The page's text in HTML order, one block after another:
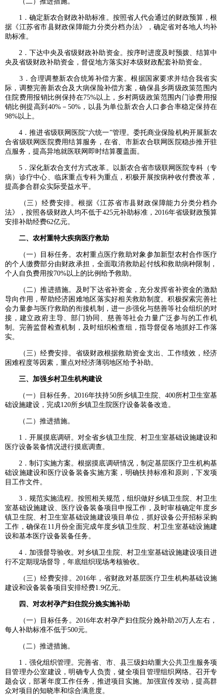
1．确定新农合财政补助标准。按照省人代会通过的财政预算，根
据《江苏省市县财政保障能力分类分档办法》，确定省对各地人均补
助标准。
2．下达中央及省级财政补助资金。按序时进度及时预拨、结算中
央及省级财政补助资金，督促地方落实好本级财政配套补助资金。
3．合理调整新农合统筹补偿方案。根据国家要求并结合我省实
际，调整完善新农合及大病保险补偿方案，确保县乡两级政策范围内
住院费用报销比例保持在75%以上，乡村两级政策范围内门诊费用报
销比例提高到40%－50%，以县为单位新农合人口参合率稳定保持在
98%以上。
4．推进省级联网医院“六统一”管理。委托商业保险机构开展新农
合省级联网医院费用结算服务，在省、市新农合联网医院稳步推开驻
点服务，提高异地就医联网即时结算覆盖面。
5．深化新农合支付方式改革。以新农合省市级联网医院专科（专
病）诊疗中心、临床重点专科为重点，积极开展按病种收付费改革，
提高参合群众实际受益水平。
（三）经费安排。根据《江苏省市县财政保障能力分类分档办
法》，按照各级财政人均不低于425元补助标准，2016年省级财政预算
安排补助经费62亿元。
二、农村重特大疾病医疗救助
（一）目标任务。农村重点医疗救助对象参加新型农村合作医疗
的个人缴费部分由财政承担，全面取消救助起付线和救助病种限制，
个人自负费用按70%以上的比例给予救助。
（二）推进措施。及时下达省补资金，充分发挥省补资金的激励
导向作用，帮助经济困难地区落实好相关救助制度。积极探索完善社
会力量参与医疗救助的衔接机制，进一步强化与慈善等社会组织的对
接，建立政府主导、部门协同、慈善等社会力量广泛参与的工作机
制。完善监督检查机制，及时组织检查组，指导督促各地抓好工作落
实。
（三）经费安排。省级财政根据救助资金支出、工作绩效，经济
困难程度等因素，重点对经济薄弱地区给予补助。
三、加强乡村卫生机构建设
（一）目标任务。2016年扶持50所乡镇卫生院、400所村卫生室基
础设施建设，完成120所乡镇卫生院医疗设备装备改造。
（二）推进措施。
1．开展摸底调研。对全省乡镇卫生院、村卫生室基础设施建设和
医疗设备装备情况进行摸底调查。
2．制订实施方案。根据摸底调研情况，制定基层医疗卫生机构基
础设施建设和医疗设备装备实施方案，明确扶持标准和原则，下发项
目工作文件。
3．规范实施流程。按照相关规范，组织做好乡镇卫生院、村卫生
室基础设施建设、医疗设备装备项目申报工作，及时审核确定年度乡
镇卫生院、村卫生室基础设施建设项目单位，抓好设备公开招标采购
工作，确保在11月份全面完成年度乡镇卫生院、村卫生室基础设施建
设和基本医疗设备装备任务。
4．加强督导验收。对乡镇卫生院、村卫生室基础设施建设项目进
行不定期现场督导，年底组织现场考核验收。
（三）经费安排。2016年，省财政对基层医疗卫生机构基础设施
建设和设备装备项目安排经费1.9亿元。
四、对农村孕产妇住院分娩实施补助
（一）目标任务。2016年农村孕产妇住院分娩补助20万人左右，
每人补助标准不低于500元。
（二）推进措施。
1．强化组织管理。完善省、市、县三级妇幼重大公共卫生服务项
目管理办公室建设，明确专人负责，健全项目管理组织网络。召开专
题会议，部署年度工作任务，推进项目实施。加强宣传发动，提高群
众对项目的知晓率和综合满意度。